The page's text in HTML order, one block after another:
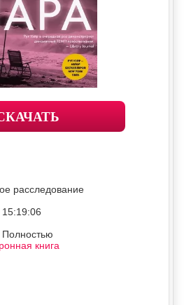
расследование
15:19:06
Полностью
книга